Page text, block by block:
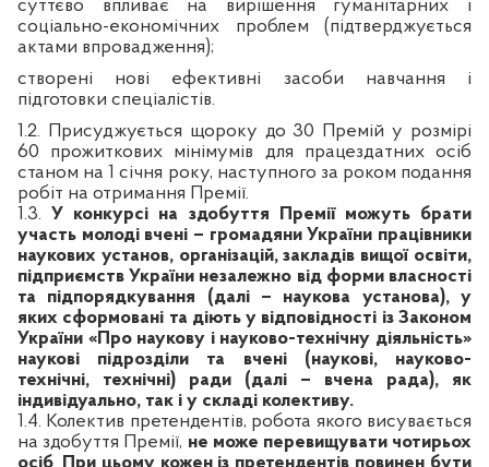
суттєво впливає на вирішення гуманітарних і
соціально-економічних проблем (підтверджується
актами впровадження);
створені нові ефективні засоби навчання і
підготовки спеціалістів.
1.2. Присуджується щороку до 30 Премій у розмірі
60 прожиткових мінімумів для працездатних осіб
станом на 1 січня року, наступного за роком подання
робіт на отримання Премії.
1.3.У конкурсі на здобуття Премії можуть брати
участь молоді вчені – громадяни України працівники
наукових установ, організацій, закладів вищої освіти,
підприємств України незалежно від форми власності
та підпорядкування (далі – наукова установа), у
яких сформовані та діють у відповідності із Законом
України «Про наукову і науково-технічну діяльність»
наукові підрозділи та вчені (наукові, науково-
технічні, технічні) ради (далі – вчена рада), як
індивідуально, так і у складі колективу.
1.4. Колектив претендентів, робота якого висувається
на здобуття Премії, не може перевищувати чотирьох